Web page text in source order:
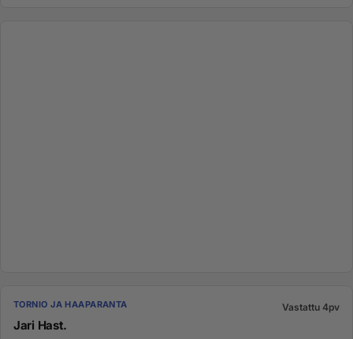
TORNIO JA HAAPARANTA Vastattu 4pv
Jari Hast.